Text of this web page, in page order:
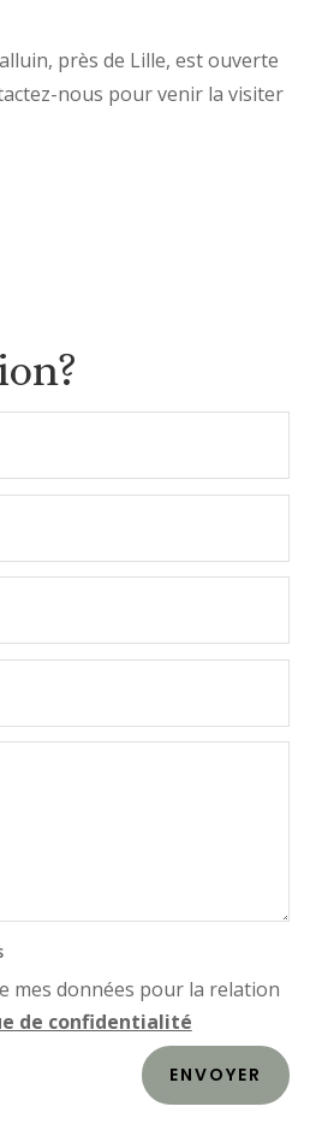
près de Lille, est ouverte
nous pour venir la visiter
mes données pour la relation
de confidentialité
ENVOYER